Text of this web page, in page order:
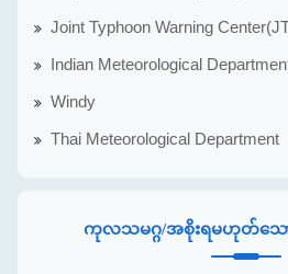
Joint Typhoon Warning
Indian Meteorological
Windy
Thai Meteorological Department
ကုလသမဂ္ဂ/အစိုးရမဟုတ်သေ